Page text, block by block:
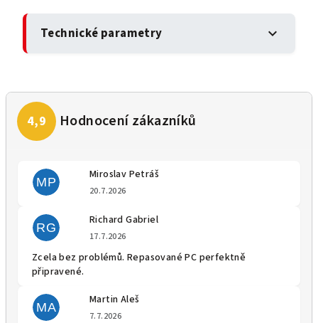
Technické parametry expand_more
MP
Miroslav Petráš
20.7.2026
RG
Richard Gabriel
17.7.2026
Zcela bez problémů. Repasované PC perfektně
připravené.
MA
Martin Aleš
7.7.2026